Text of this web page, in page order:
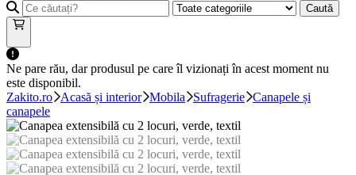
Caută
Ne pare rău, dar produsul pe care îl vizionați în acest moment nu
este disponibil.
Zakito.ro
Acasă și interior Mobila Sufragerie Canapele și
canapele